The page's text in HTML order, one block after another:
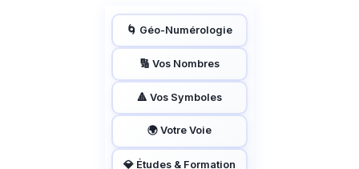
🌀 Géo-Numérologie
🔢 Vos Nombres
🔺 Vos Symboles
🌍 Votre Voie
💎 Études & Formation